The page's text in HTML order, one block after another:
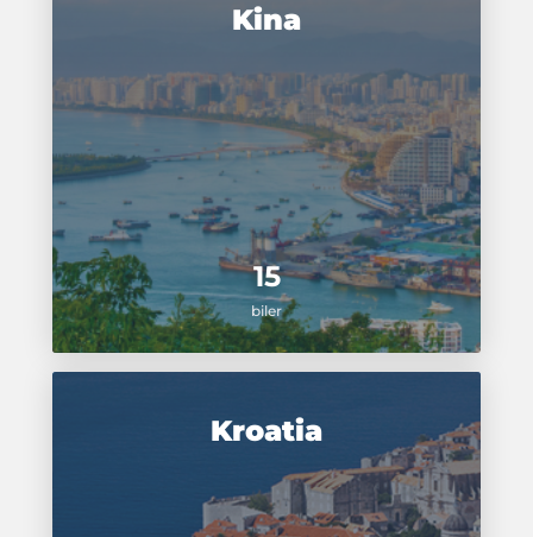
15
biler
Kina
Kroatia